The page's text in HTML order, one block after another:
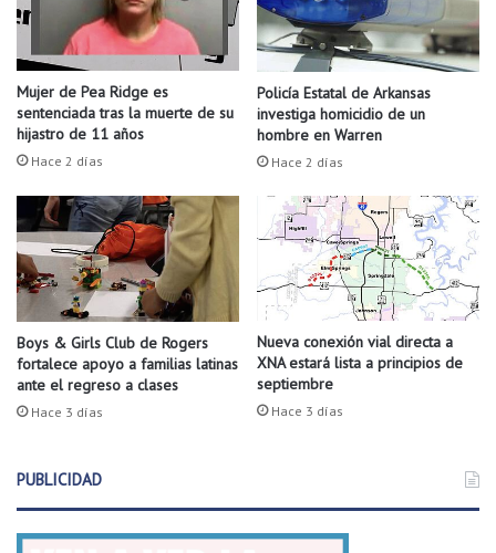
s
c
o
n
ó
m
c
o
s
e
n
i
t
t
l
o
Mujer de Pea Ridge es
sentenciada tras la muerte de su
hijastro de 11 años
Hace 2 días
Policía Estatal de Arkansas
investiga homicidio de un
hombre en Warren
Hace 2 días
Boys & Girls Club de Rogers
fortalece apoyo a familias latinas
ante el regreso a clases
Hace 3 días
Nueva conexión vial directa a
XNA estará lista a principios de
septiembre
Hace 3 días
PUBLICIDAD